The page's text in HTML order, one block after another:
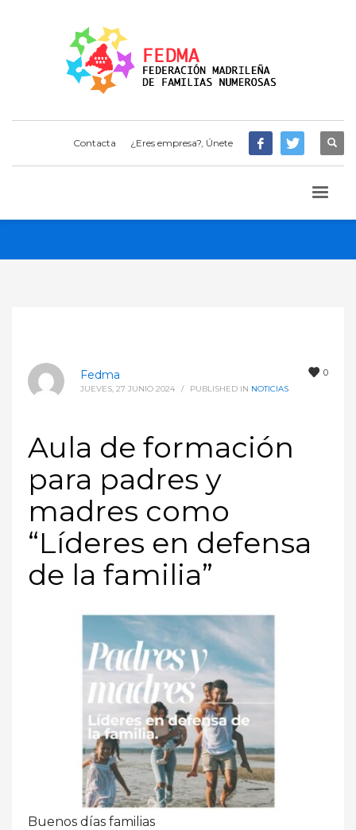
Contacta ¿Eres empresa?, Únete
0
Fedma
JUEVES, 27 JUNIO 2024 / PUBLISHED IN NOTICIAS
Aula de formación
para padres y
madres como
“Líderes en defensa
de la familia”
Buenos días familias